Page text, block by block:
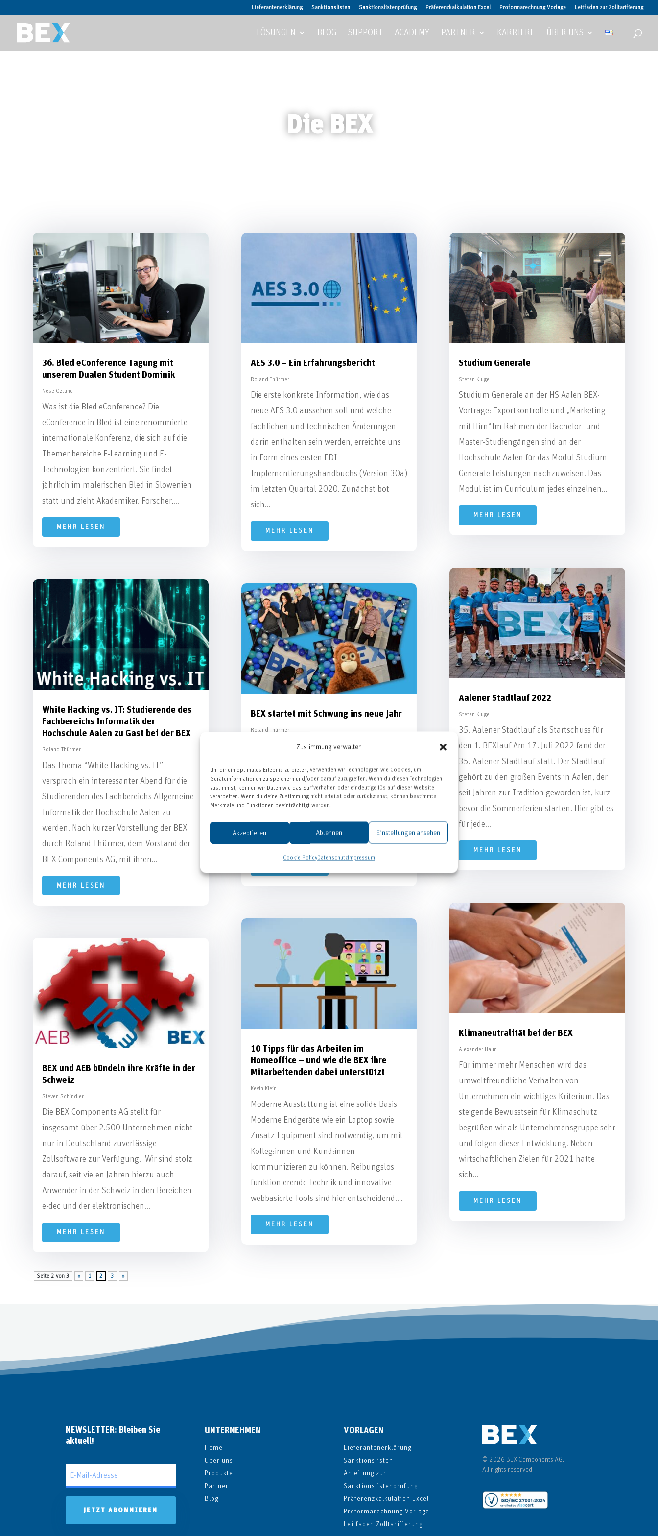
Zustimmung verwalten
Um dir ein optimales Erlebnis zu bieten, verwenden wir Technologien wie Cookies, um
Geräteinformationen zu speichern und/oder darauf zuzugreifen. Wenn du diesen Technologien
zustimmst, können wir Daten wie das Surfverhalten oder eindeutige IDs auf dieser Website
verarbeiten. Wenn du deine Zustimmung nicht erteilst oder zurückziehst, können bestimmte
Merkmale und Funktionen beeinträchtigt werden.
Akzeptieren Ablehnen Einstellungen ansehen
Cookie PolicyDatenschutzImpressum
Lieferantenerklärung Sanktionslisten Sanktionslistenprüfung Präferenzkalkulation Excel Proformarechnung Vorlage Leitfaden zur Zolltarifierung
LÖSUNGEN BLOG SUPPORT ACADEMY PARTNER KARRIERE ÜBER UNS
Die BEX
36. Bled eConference Tagung mit
unserem Dualen Student Dominik
Nese Öztunc
Was ist die Bled eConference? Die
eConference in Bled ist eine renommierte
internationale Konferenz, die sich auf die
Themenbereiche E-Learning und E-
Technologien konzentriert. Sie findet
jährlich im malerischen Bled in Slowenien
statt und zieht Akademiker, Forscher,...
MEHR LESEN
White Hacking vs. IT: Studierende des
Fachbereichs Informatik der
Hochschule Aalen zu Gast bei der BEX
Roland Thürmer
Das Thema “White Hacking vs. IT”
versprach ein interessanter Abend für die
Studierenden des Fachbereichs Allgemeine
Informatik der Hochschule Aalen zu
werden. Nach kurzer Vorstellung der BEX
durch Roland Thürmer, dem Vorstand der
BEX Components AG, mit ihren...
MEHR LESEN
BEX und AEB bündeln ihre Kräfte in der
Schweiz
Steven Schindler
Die BEX Components AG stellt für
insgesamt über 2.500 Unternehmen nicht
nur in Deutschland zuverlässige
Zollsoftware zur Verfügung. Wir sind stolz
darauf, seit vielen Jahren hierzu auch
Anwender in der Schweiz in den Bereichen
e-dec und der elektronischen...
MEHR LESEN
AES 3.0 – Ein Erfahrungsbericht
Roland Thürmer
Die erste konkrete Information, wie das
neue AES 3.0 aussehen soll und welche
fachlichen und technischen Änderungen
darin enthalten sein werden, erreichte uns
in Form eines ersten EDI-
Implementierungshandbuchs (Version 30a)
im letzten Quartal 2020. Zunächst bot
sich...
MEHR LESEN
BEX startet mit Schwung ins neue Jahr
Roland Thürmer
Ursprünglich hätte es ja eine
der Grippewelle im Dezember 2022 konnte
diese jedoch nicht stattfinden. Doch ein Fest
für die MitarbeiterInnen wollten die BEX-ler
nicht einfach ausfallen lassen. Deshalb
hatten sie sich dazu...
10 Tipps für das Arbeiten im
Homeoffice – und wie die BEX ihre
Mitarbeitenden dabei unterstützt
Kevin Klein
Moderne Ausstattung ist eine solide Basis
Moderne Endgeräte wie ein Laptop sowie
Zusatz-Equipment sind notwendig, um mit
Kolleg:innen und Kund:innen
kommunizieren zu können. Reibungslos
funktionierende Technik und innovative
webbasierte Tools sind hier entscheidend....
MEHR LESEN
Studium Generale
Stefan Kluge
Studium Generale an der HS Aalen BEX-
Vorträge: Exportkontrolle und „Marketing
mit Hirn“Im Rahmen der Bachelor- und
Master-Studiengängen sind an der
Hochschule Aalen für das Modul Studium
Generale Leistungen nachzuweisen. Das
Modul ist im Curriculum jedes einzelnen...
MEHR LESEN
Aalener Stadtlauf 2022
Stefan Kluge
35. Aalener Stadtlauf als Startschuss für
den 1. BEXlauf Am 17. Juli 2022 fand der
35. Aalener Stadtlauf statt. Der Stadtlauf
gehört zu den großen Events in Aalen, der
seit Jahren zur Tradition geworden ist, kurz
bevor die Sommerferien starten. Hier gibt es
für jede...
MEHR LESEN
Klimaneutralität bei der BEX
Alexander Haun
Für immer mehr Menschen wird das
umweltfreundliche Verhalten von
Unternehmen ein wichtiges Kriterium. Das
steigende Bewusstsein für Klimaschutz
begrüßen wir als Unternehmensgruppe sehr
und folgen dieser Entwicklung! Neben
wirtschaftlichen Zielen für 2021 hatte
sich...
MEHR LESEN
Seite 2 von 3 « 1 2 3 »
NEWSLETTER: Bleiben Sie
aktuell!
JETZT ABONNIEREN
UNTERNEHMEN
Home
Über uns
Produkte
Partner
Blog
VORLAGEN
Lieferantenerklärung
Sanktionslisten
Anleitung zur
Sanktionslistenprüfung
Präferenzkalkulation Excel
Proformarechnung Vorlage
Leitfaden Zolltarifierung
© 2026 BEX Components AG.
All rights reserved